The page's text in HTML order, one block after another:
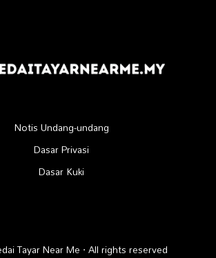
Notis Undang-undang
Dasar Privasi
Dasar Kuki
Tayar Near Me · All rights reserved